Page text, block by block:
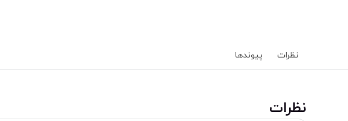
نظرات پیوند‌ها
‌نظرات